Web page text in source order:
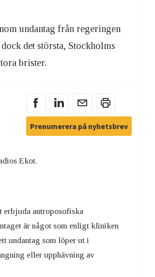
undantag från regeringen
det största, Stockholms
brister.
Prenumerera på nyhetsbrev
Ekot.
erbjuda antroposofiska
är något som enligt kliniken
undantag som löper ut i
eller upphävning av